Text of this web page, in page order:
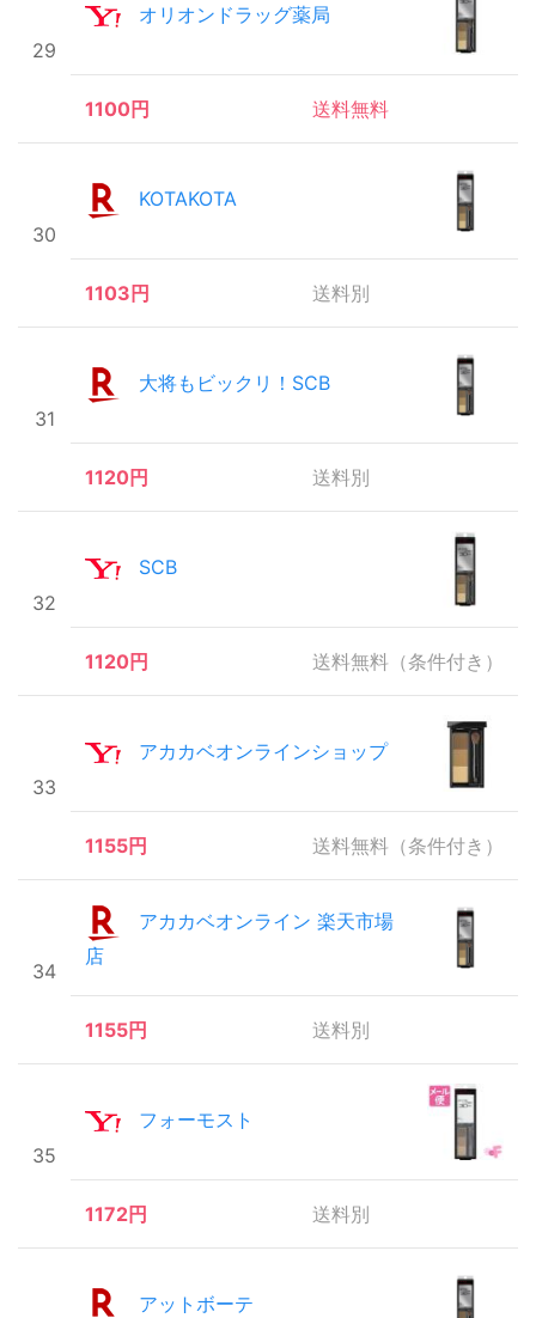
29
オリオンドラッグ薬局
1100円 送料無料
30
KOTAKOTA
1103円 送料別
31
大将もビックリ！SCB
1120円 送料別
32
SCB
1120円 送料無料（条件付き）
33
アカカベオンラインショップ
1155円 送料無料（条件付き）
34
アカカベオンライン 楽天市場
店
1155円 送料別
35
フォーモスト
1172円 送料別
アットボーテ